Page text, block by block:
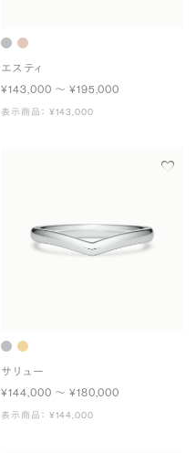
エスティ
¥143,000 〜 ¥195,000
表示商品： ¥143,000
サリュー
¥144,000 〜 ¥180,000
表示商品： ¥144,000